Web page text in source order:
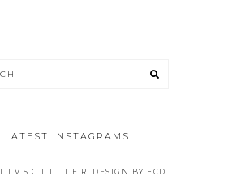
LATEST INSTAGRAMS
L I V S G L I T T E R DESIGN BY FCD